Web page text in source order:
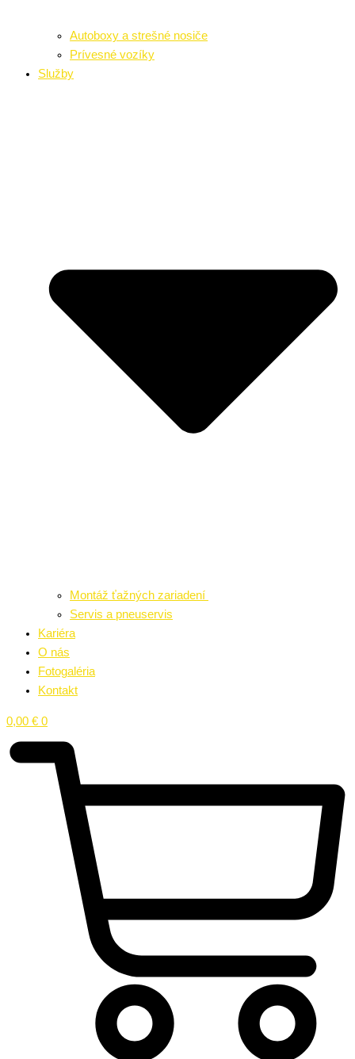
Autoboxy a strešné nosiče
Prívesné vozíky
Služby
Montáž ťažných zariadení
Servis a pneuservis
Kariéra
O nás
Fotogaléria
Kontakt
0,00 € 0